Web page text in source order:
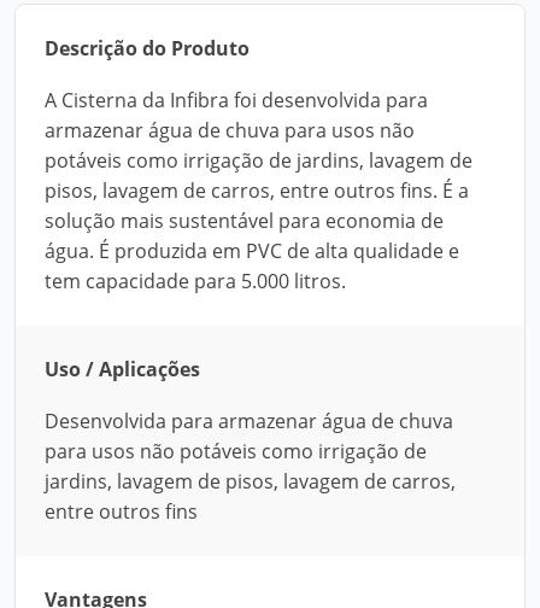
Descrição do Produto
A Cisterna da Infibra foi desenvolvida para
armazenar água de chuva para usos não
potáveis como irrigação de jardins, lavagem de
pisos, lavagem de carros, entre outros fins. É a
solução mais sustentável para economia de
água. É produzida em PVC de alta qualidade e
tem capacidade para 5.000 litros.
Uso / Aplicações
Desenvolvida para armazenar água de chuva
para usos não potáveis como irrigação de
jardins, lavagem de pisos, lavagem de carros,
entre outros fins
Vantagens